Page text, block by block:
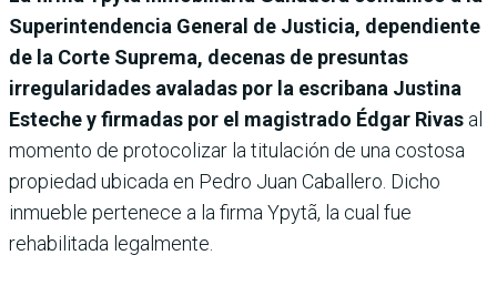
Superintendencia General de Justicia, dependiente
de la Corte Suprema, decenas de presuntas
irregularidades avaladas por la escribana Justina
Esteche y firmadas por el magistrado Édgar Rivas al
momento de protocolizar la titulación de una costosa
propiedad ubicada en Pedro Juan Caballero. Dicho
inmueble pertenece a la firma Ypytã, la cual fue
rehabilitada legalmente.